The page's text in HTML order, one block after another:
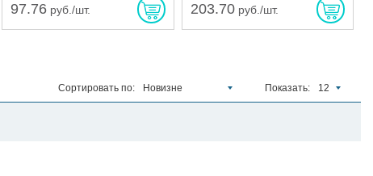
97.76 руб./шт. 203.70руб./шт.
Сортировать по: Новизне Показать: 12